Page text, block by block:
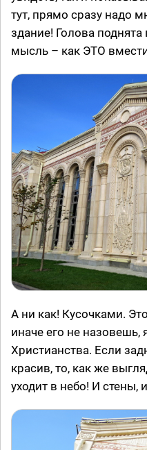
тут, прямо сразу надо
здание! Голова
мысль – как ЭТО
А ни как! Кусочками.
иначе его не назовешь,
Христианства. Если
красив, то, как же
уходит в небо! И стены,